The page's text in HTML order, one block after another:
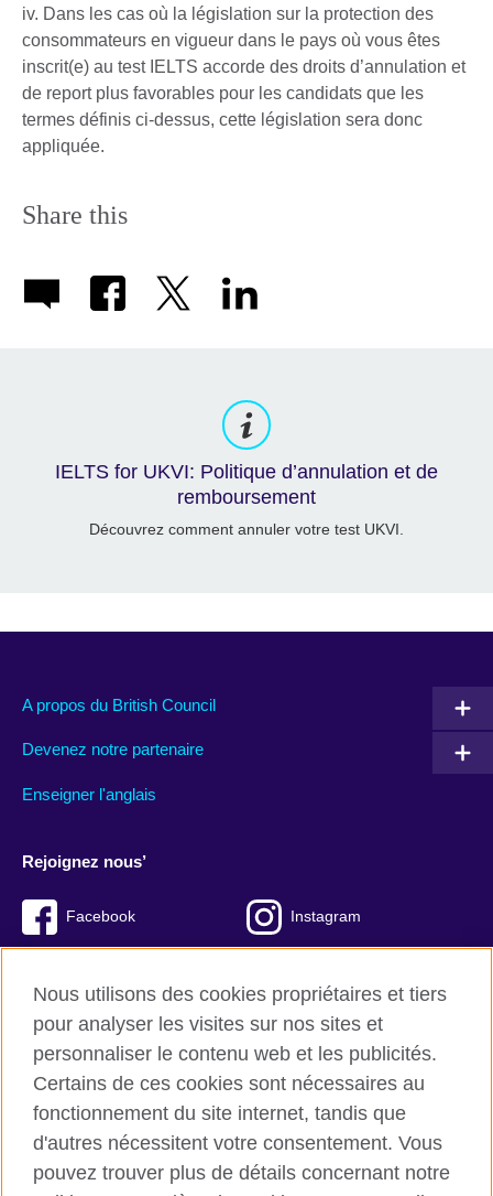
iv. Dans les cas où la législation sur la protection des
consommateurs en vigueur dans le pays où vous êtes
inscrit(e) au test IELTS accorde des droits d’annulation et
de report plus favorables pour les candidats que les
termes définis ci-dessus, cette législation sera donc
appliquée.
Share this
IELTS for UKVI: Politique d’annulation et de
remboursement
Découvrez comment annuler votre test UKVI.
A propos du British Council
Devenez notre partenaire
Enseigner l'anglais
Rejoignez nous’
Facebook Instagram
British Council Global
Conditions d’utilisation et protection des données
Cookies
Nous utilisons des cookies propriétaires et tiers
pour analyser les visites sur nos sites et
personnaliser le contenu web et les publicités.
Certains de ces cookies sont nécessaires au
fonctionnement du site internet, tandis que
d'autres nécessitent votre consentement. Vous
pouvez trouver plus de détails concernant notre